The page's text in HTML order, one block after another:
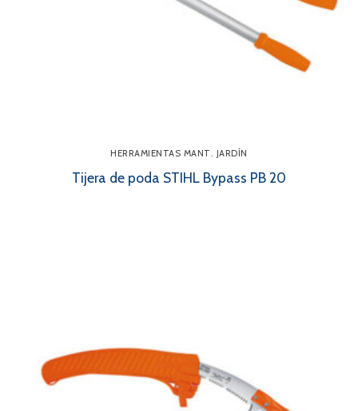
HERRAMIENTAS MANT. JARDÍN
Tijera de poda STIHL Bypass PB 20